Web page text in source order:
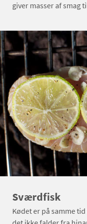
giver masser af smag
Sværdfisk
Kødet er på samme